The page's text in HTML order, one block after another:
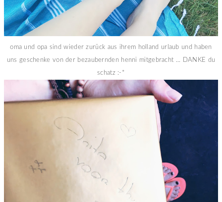
oma und opa sind wieder zurück aus ihrem holland urlaub und haben
uns geschenke von der bezaubernden henni mitgebracht ... DANKE du
schatz :-*